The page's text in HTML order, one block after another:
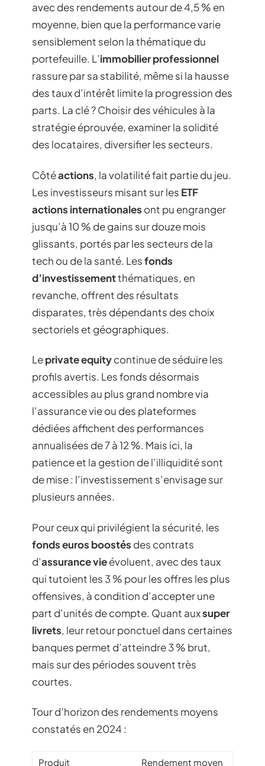
avec des rendements autour de 4,5 % en
moyenne, bien que la performance varie
sensiblement selon la thématique du
portefeuille. L’immobilier professionnel
rassure par sa stabilité, même si la hausse
des taux d’intérêt limite la progression des
parts. La clé ? Choisir des véhicules à la
stratégie éprouvée, examiner la solidité
des locataires, diversifier les secteurs.
Côtéactions, la volatilité fait partie du jeu.
Les investisseurs misant sur les ETF
actions internationales ont pu engranger
jusqu’à 10 % de gains sur douze mois
glissants, portés par les secteurs de la
tech ou de la santé. Lesfonds
d’investissementthématiques, en
revanche, offrent des résultats
disparates, très dépendants des choix
sectoriels et géographiques.
Leprivate equitycontinue de séduire les
profils avertis. Les fonds désormais
accessibles au plus grand nombre via
l’assurance vie ou des plateformes
dédiées affichent des performances
annualisées de 7 à 12 %. Mais ici, la
patience et la gestion de l’illiquidité sont
de mise : l’investissement s’envisage sur
plusieurs années.
Pour ceux qui privilégient la sécurité, les
fonds euros boostés des contrats
d’assurance vieévoluent, avec des taux
qui tutoient les 3 % pour les offres les plus
offensives, à condition d’accepter une
part d’unités de compte. Quant auxsuper
livrets, leur retour ponctuel dans certaines
banques permet d’atteindre 3 % brut,
mais sur des périodes souvent très
courtes.
Tour d’horizon des rendements moyens
constatés en 2024 :
Produit Rendement moyen